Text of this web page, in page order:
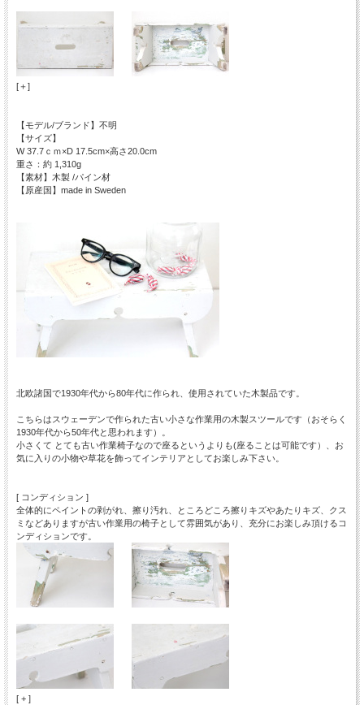
[＋]
【モデル/ブランド】不明
【サイズ】
W 37.7ｃｍ×D 17.5cm×高さ20.0cm
重さ：約 1,310g
【素材】木製 /パイン材
【原産国】made in Sweden
北欧諸国で1930年代から80年代に作られ、使用されていた木製品です。
こちらはスウェーデンで作られた古い小さな作業用の木製スツールです（おそらく
1930年代から50年代と思われます）。
小さくて とても古い作業椅子なので座るというよりも(座ることは可能です）、お
気に入りの小物や草花を飾ってインテリアとしてお楽しみ下さい。
[ コンディション ]
全体的にペイントの剥がれ、擦り汚れ、ところどころ擦りキズやあたりキズ、クス
ミなどありますが古い作業用の椅子として雰囲気があり、充分にお楽しみ頂けるコ
ンディションです。
[ + ]